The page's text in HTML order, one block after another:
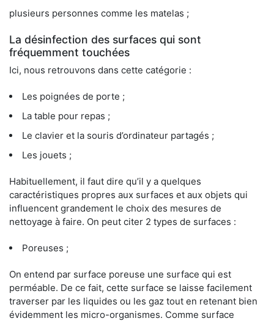
plusieurs personnes comme les matelas ;
La désinfection des surfaces qui sont
fréquemment touchées
Ici, nous retrouvons dans cette catégorie :
Les poignées de porte ;
La table pour repas ;
Le clavier et la souris d’ordinateur partagés ;
Les jouets ;
Habituellement, il faut dire qu’il y a quelques
caractéristiques propres aux surfaces et aux objets qui
influencent grandement le choix des mesures de
nettoyage à faire. On peut citer 2 types de surfaces :
Poreuses ;
On entend par surface poreuse une surface qui est
perméable. De ce fait, cette surface se laisse facilement
traverser par les liquides ou les gaz tout en retenant bien
évidemment les micro-organismes. Comme surface